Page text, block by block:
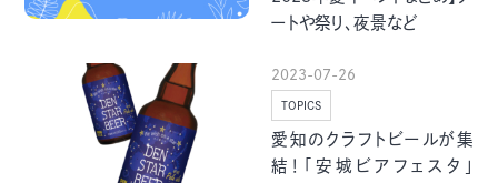
ノスタルジック
さんぽ
ートや祭り、夜景など
2023-07-26
TOPICS
愛知のクラフトビールが集
結！「安城ビアフェスタ」